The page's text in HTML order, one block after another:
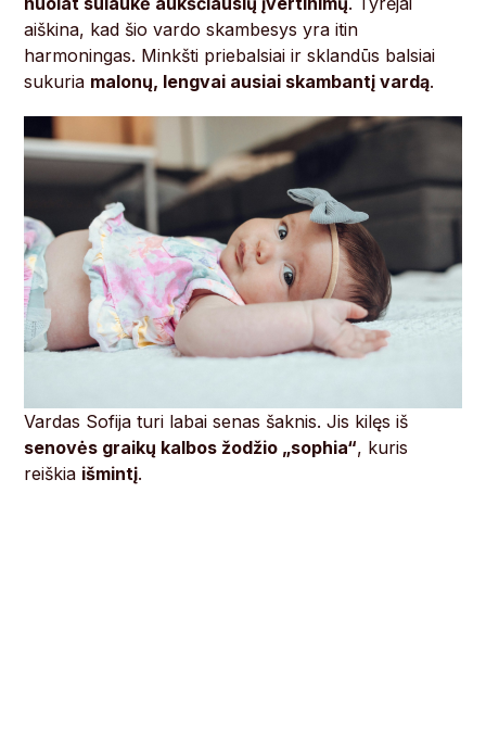
aiškina, kad šio vardo skambesys yra itin
harmoningas. Minkšti priebalsiai ir sklandūs balsiai
sukuria malonų, lengvai ausiai skambantį vardą.
Vardas Sofija turi labai senas šaknis. Jis kilęs iš
senovės graikų kalbos žodžio „sophia“, kuris
reiškia išmintį.